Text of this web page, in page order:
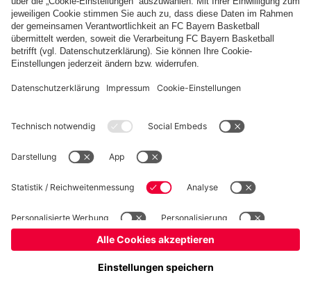
Basketball Frauen Handball Kegeln Schiedsrichter Seniorenfußball
Tischtennis
Impressum
Datenschutz Nutzungsbedingungen Barrierefreiheit
Cookie Einstellungen